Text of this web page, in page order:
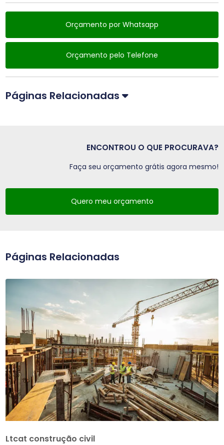
Orçamento por Whatsapp
Orçamento pelo Telefone
Páginas Relacionadas
ENCONTROU O QUE PROCURAVA?
Faça seu orçamento grátis agora mesmo!
Quero meu orçamento
Páginas Relacionadas
Ltcat construção civil